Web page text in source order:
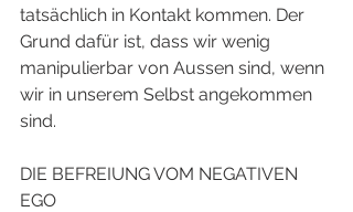
tatsächlich in Kontakt kommen. Der
Grund dafür ist, dass wir wenig
manipulierbar von Aussen sind, wenn
wir in unserem Selbst angekommen
sind.
DIE BEFREIUNG VOM NEGATIVEN
EGO